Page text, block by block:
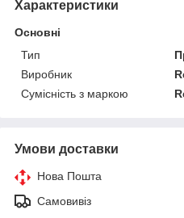
Характеристики
Основні
Тип
Виробник
Сумісність з маркою
Умови доставки
Нова Пошта
Самовивіз